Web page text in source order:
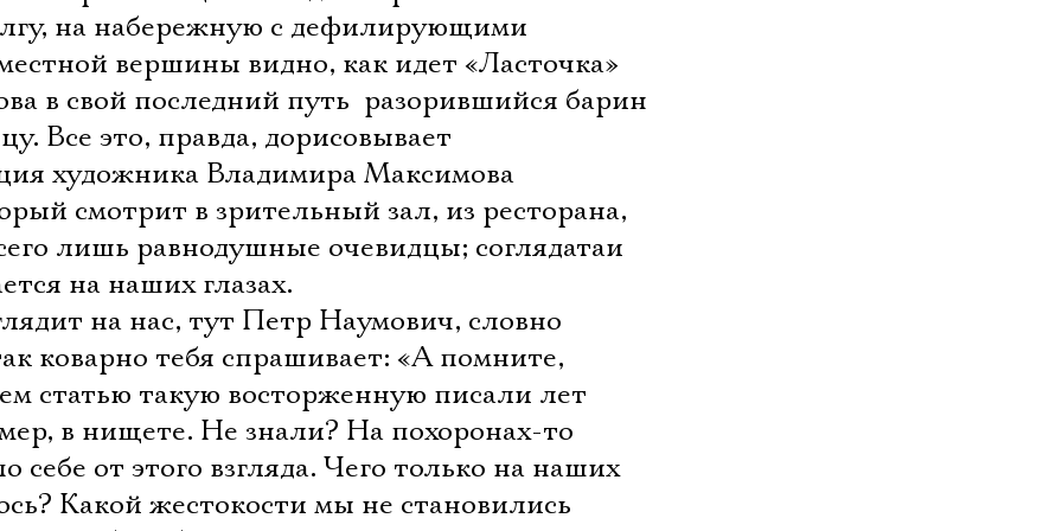
на набережную с дефилирующими
вершины видно, как идет «Ласточка»
в свой последний путь  разорившийся барин
Все это, правда, дорисовывает
художника Владимира Максимова
смотрит в зрительный зал, из ресторана,
лишь равнодушные очевидцы; соглядатаи
на наших глазах.
на нас, тут Петр Наумович, словно
коварно тебя спрашивает: «А помните,
статью такую восторженную писали лет
в нищете. Не знали? На похоронах-то
себе от этого взгляда. Чего только на наших
Какой жестокости мы не становились